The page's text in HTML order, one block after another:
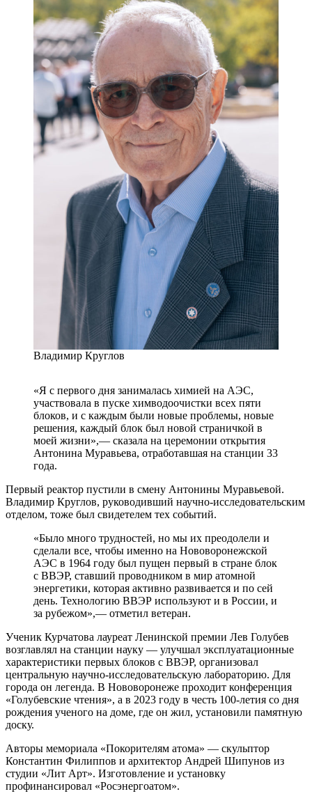
Владимир Круглов
«Я с первого дня занималась химией на АЭС,
участвовала в пуске химводоочистки всех пяти
блоков, и с каждым были новые проблемы, новые
решения, каждый блок был новой страничкой в
моей жизни»,— сказала на церемонии открытия
Антонина Муравьева, отработавшая на станции 33
года.
Первый реактор пустили в смену Антонины Муравьевой.
Владимир Круглов, руководивший научно-исследовательским
отделом, тоже был свидетелем тех событий.
«Было много трудностей, но мы их преодолели и
сделали все, чтобы именно на Нововоронежской
АЭС в 1964 году был пущен первый в стране блок
с ВВЭР, ставший проводником в мир атомной
энергетики, которая активно развивается и по сей
день. Технологию ВВЭР используют и в России, и
за рубежом»,— отметил ветеран.
Ученик Курчатова лауреат Ленинской премии Лев Голубев
возглавлял на станции науку — улучшал эксплуатационные
характеристики первых блоков с ВВЭР, организовал
центральную научно-исследовательскую лабораторию. Для
города он легенда. В Нововоронеже проходит конференция
«Голубевские чтения», а в 2023 году в честь 100-­летия со дня
рождения ученого на доме, где он жил, установили памятную
доску.
Авторы мемориала «Покорителям атома» — скульптор
Константин Филиппов и архитектор Андрей Шипунов из
студии «Лит Арт». Изготовление и установку
профинансировал «Росэнергоатом».